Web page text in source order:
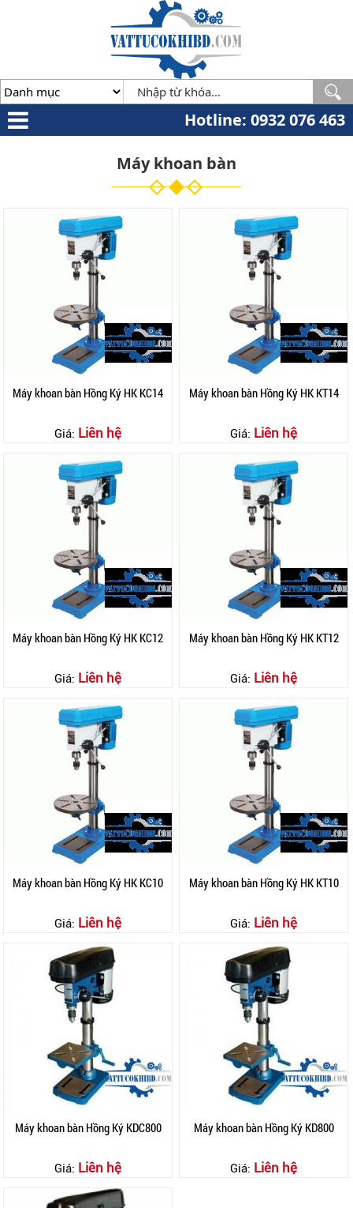
Hotline: 0932 076 463
Máy khoan bàn
Máy khoan bàn Hồng Ký HK KC14
Giá: Liên hệ
Máy khoan bàn Hồng Ký HK KT14
Giá: Liên hệ
Máy khoan bàn Hồng Ký HK KC12
Giá: Liên hệ
Máy khoan bàn Hồng Ký HK KT12
Giá: Liên hệ
Máy khoan bàn Hồng Ký HK KC10
Giá: Liên hệ
Máy khoan bàn Hồng Ký HK KT10
Giá: Liên hệ
Máy khoan bàn Hồng Ký KDC800
Giá: Liên hệ
Máy khoan bàn Hồng Ký KD800
Giá: Liên hệ
076
463